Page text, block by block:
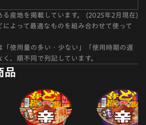
る産地を掲載しています。 (2025年2月現在)
によって最適なものを組み合わせて使って
「使用量の多い・少ない」「使用時期の遅
、順不同で列記しています。
品